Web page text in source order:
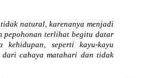
natural, karenanya menjadi
pepohonan terlihat begitu datar
seperti kayu-kayu
cahaya matahari dan tidak